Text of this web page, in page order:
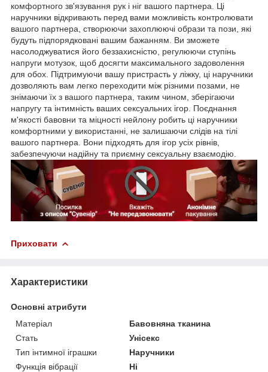
комфортного зв'язування рук і ніг вашого партнера. Ці
наручники відкривають перед вами можливість контролювати
вашого партнера, створюючи захоплюючі образи та пози, які
будуть підпорядковані вашим бажанням. Ви зможете
насолоджуватися його беззахисністю, регулюючи ступінь
напруги мотузок, щоб досягти максимального задоволення
для обох. Підтримуючи вашу пристрасть у ліжку, ці наручники
дозволяють вам легко переходити між різними позами, не
знімаючи їх з вашого партнера, таким чином, зберігаючи
напругу та інтимність ваших сексуальних ігор. Поєднання
м'якості бавовни та міцності нейлону робить ці наручники
комфортними у використанні, не залишаючи слідів на тілі
вашого партнера. Вони підходять для ігор усіх рівнів,
забезпечуючи надійну та приємну сексуальну взаємодію.
Приховати
Характеристики
Основні атрибути
Матеріал
Бавовняна тканина
Стать
Унісекс
Тип інтимної іграшки
Наручники
Функція вібрації
Ні